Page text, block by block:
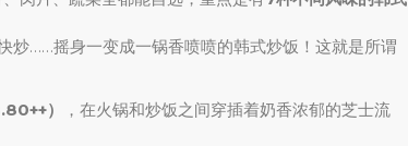
炒……摇身一变成一锅香喷喷的韩式炒饭！这就是所谓
）
，在火锅和炒饭之间穿插着奶香浓郁的芝士流